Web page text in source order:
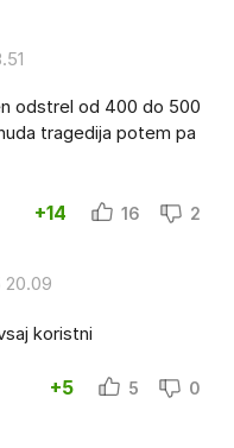
odstrel od 400 do 500
tragedija potem pa
+14 16 2
20.09
koristni
+5 5 0